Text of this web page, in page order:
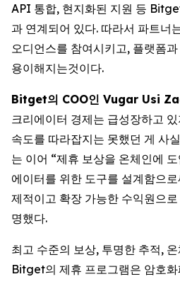
API 통합, 현지화된 지원 등
과 연계되어 있다. 따라서 파트너
오디언스를 참여시키고, 플랫폼
용이해지는것이다.
Bitget의 COO인 Vugar Usi
크리에이터 경제는 급성장하고
속도를 따라잡지는 못했던 게 사
는 이어 “제휴 보상을 온체인에
에이터를 위한 도구를 설계함으
제적이고 확장 가능한 수익원으
명했다.
최고 수준의 보상, 투명한 추적,
Bitget의 제휴 프로그램은 암호